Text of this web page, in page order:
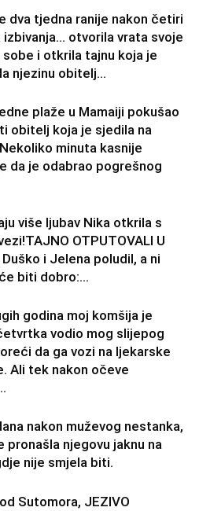
dva tjedna ranije nakon četiri
izbivanja… otvorila vrata svoje
sobe i otkrila tajnu koja je
njezinu obitelj…
plaže u Mamaiji pokušao
obitelj koja je sjedila na
minuta kasnije
da je odabrao pogrešnog
više ljubav Nika otkrila s
OTPUTOVALI U
Duško i Jelena poludil, a ni
biti dobro:...
godina moj komšija je
vodio mog slijepog
da ga vozi na ljekarske
Ali tek nakon očeve
nakon muževog nestanka,
pronašla njegovu jaknu na
nije smjela biti.
Sutomora, JEZIVO